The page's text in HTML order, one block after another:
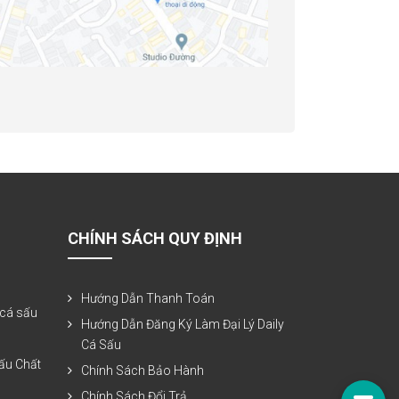
sấu
Chất
CHÍNH SÁCH QUY ĐỊNH
Hướng Dẫn Thanh Toán
Hướng Dẫn Đăng Ký Làm Đại Lý Daily
Cá Sấu
Chính Sách Bảo Hành
Chính Sách Đổi Trả